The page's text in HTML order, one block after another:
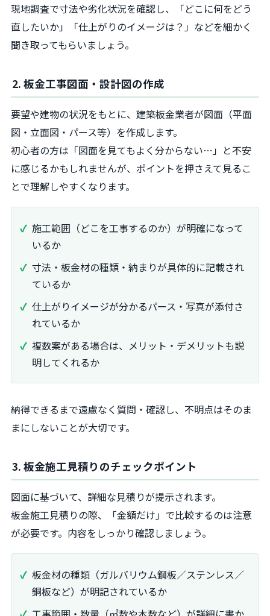
現地調査で寸法や劣化状況を確認し、「どこに何をどう
直したいか」「仕上がりのイメージは？」などを細かく
聞き取ってもらいましょう。
2. 板金工事図面・設計図の作成
要望や建物の状況をもとに、建築板金業者が図面（平面
図・立面図・パース等）を作成します。
初心者の方は「図面を見てもよく分からない…」と不安
に感じるかもしれませんが、ポイントを押さえて見るこ
とで理解しやすくなります。
施工範囲（どこを工事するのか）が明確になって
いるか
寸法・板金材の種類・納まりが具体的に記載され
ているか
仕上がりイメージが分かるパース・写真が添付さ
れているか
複数案がある場合は、メリット・デメリットも説
明してくれるか
納得できるまで遠慮なく質問・確認し、不明点はそのま
まにしないことが大切です。
3. 板金施工見積りのチェックポイント
図面に基づいて、詳細な見積りが提示されます。
板金施工見積りの際、「金額だけ」で比較するのは注意
が必要です。内容をしっかり確認しましょう。
板金材の種類（ガルバリウム鋼板／ステンレス／
銅板など）が明記されているか